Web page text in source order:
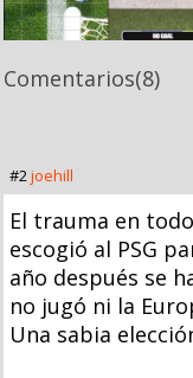
Comentarios(8)
#2joehill
El trauma en
escogió al PSG
año después se
no jugó ni la
Una sabia